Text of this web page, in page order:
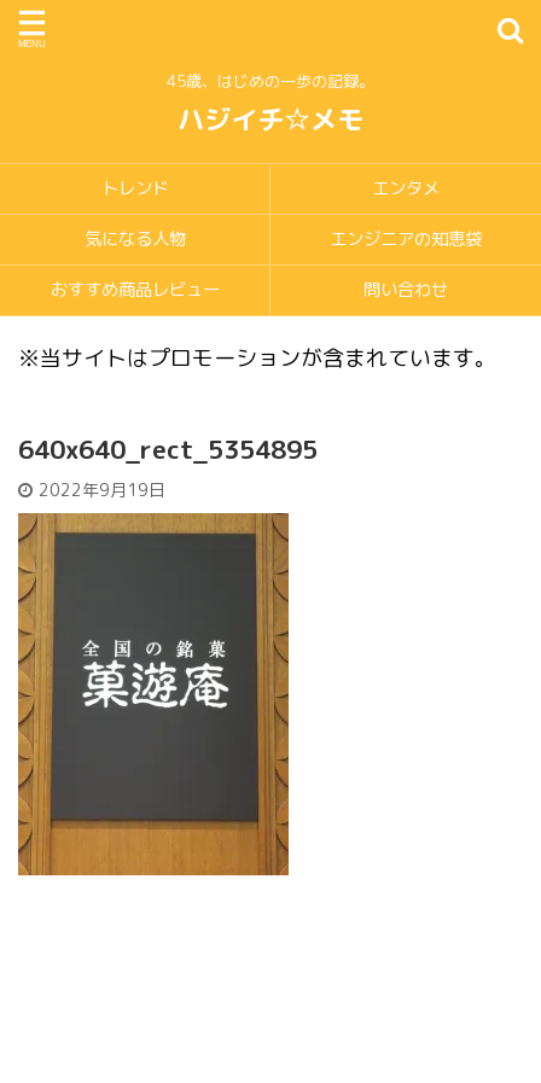
45歳、はじめの一歩の記録。
ハジイチ☆メモ
トレンド エンタメ
気になる人物 エンジニアの知恵袋
おすすめ商品レビュー 問い合わせ
※当サイトはプロモーションが含まれています。
640x640_rect_5354895
2022年9月19日